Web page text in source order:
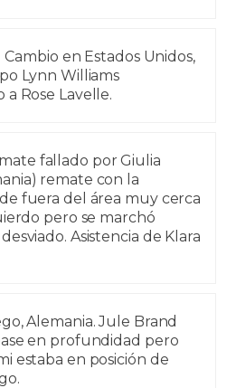
Cambio en Estados Unidos,
Lynn Williams
Rose Lavelle.
fallado por Giulia
remate con la
fuera del área muy cerca
pero se marchó
Asistencia de Klara
Alemania. Jule Brand
en profundidad pero
estaba en posición de